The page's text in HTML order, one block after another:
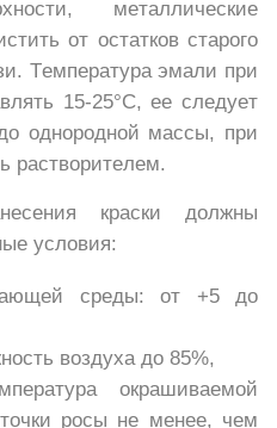
металлические
от остатков старого
Температура эмали при
15-25°С, ее следует
однородной массы, при
растворителем.
краски должны
условия:
среды: от +5 до
воздуха до 85%,
окрашиваемой
росы не менее, чем